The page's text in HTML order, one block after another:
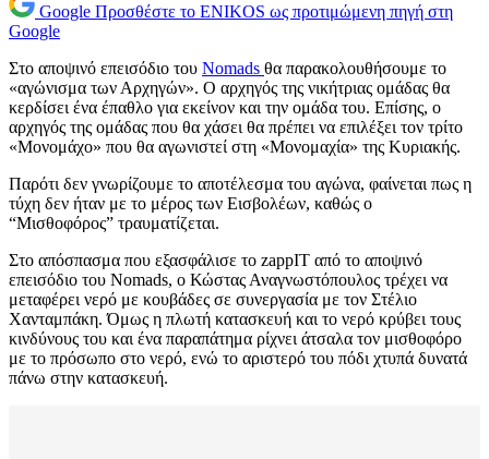
Google Προσθέστε το ENIKOS ως προτιμώμενη πηγή στη
Google
Στο αποψινό επεισόδιο του Nomads θα παρακολουθήσουμε το
«αγώνισμα των Αρχηγών». Ο αρχηγός της νικήτριας ομάδας θα
κερδίσει ένα έπαθλο για εκείνον και την ομάδα του. Επίσης, ο
αρχηγός της ομάδας που θα χάσει θα πρέπει να επιλέξει τον τρίτο
«Μονομάχο» που θα αγωνιστεί στη «Μονομαχία» της Κυριακής.
Παρότι δεν γνωρίζουμε το αποτέλεσμα του αγώνα, φαίνεται πως η
τύχη δεν ήταν με το μέρος των Εισβολέων, καθώς ο
“Μισθοφόρος” τραυματίζεται.
Στο απόσπασμα που εξασφάλισε το zappIT από το αποψινό
επεισόδιο του Nomads, ο Κώστας Αναγνωστόπουλος τρέχει να
μεταφέρει νερό με κουβάδες σε συνεργασία με τον Στέλιο
Χανταμπάκη. Όμως η πλωτή κατασκευή και το νερό κρύβει τους
κινδύνους του και ένα παραπάτημα ρίχνει άτσαλα τον μισθοφόρο
με το πρόσωπο στο νερό, ενώ το αριστερό του πόδι χτυπά δυνατά
πάνω στην κατασκευή.